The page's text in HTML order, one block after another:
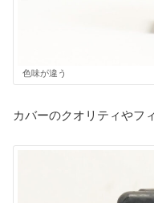
色味が違う
カバーのクオリティやフ